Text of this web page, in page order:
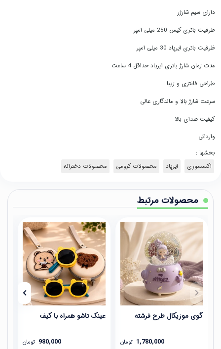
دارای سیم شارژر
ظرفیت باتری کیس 250 میلی امپر
ظرفیت باتری ایرپاد 30 میلی امپر
مدت زمان شارژ باتری ایرپاد حداقل 4 ساعت
طراحی فانتزی و زیبا
سرعت شارژ بالا و ماندگاری عالی
کیفیت صدای بالا
وارداتی
بخشها :
اکسسوری
ایرپاد محصولات کرومی محصولات دخترانه
محصولات مرتبط
گوی موزیکال طرح فرشته
1,780,000 تومان
عینک تاشو همراه با کیف
980,000 تومان